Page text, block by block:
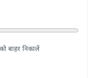
बाहर निकालें